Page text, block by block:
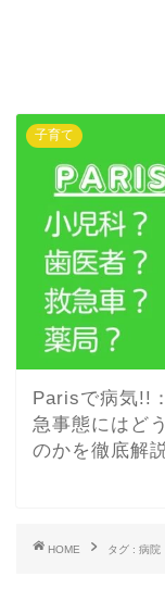
子育て
Parisで病気!!
急事態にはど
のかを徹底解
HOME タグ : 病院